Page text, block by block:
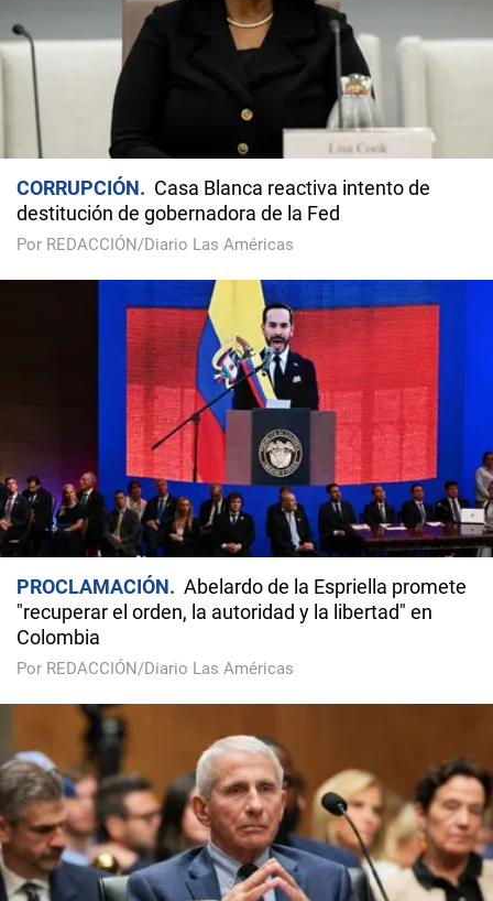
CORRUPCIÓN
Casa Blanca reactiva intento de
destitución de gobernadora de la Fed
Por REDACCIÓN/Diario Las Américas
PROCLAMACIÓN
Abelardo de la Espriella promete
"recuperar el orden, la autoridad y la libertad" en
Colombia
Por REDACCIÓN/Diario Las Américas